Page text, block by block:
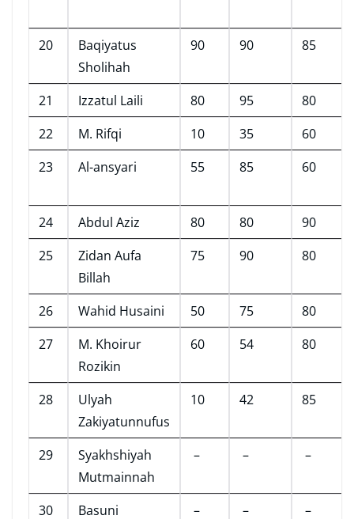
20
Baqiyatus
Sholihah
90 90 85
21 Izzatul Laili 80 95
80
22
M. Rifqi 10 35
60
23
Al-ansyari 55 85 60
24 Abdul Aziz 80 80
90
25
Zidan Aufa
Billah
75 90 80
26 Wahid Husaini 50 75
80
27
M. Khoirur
Rozikin
60 54 80
28
Ulyah
Zakiyatunnufus
10 42 85
29
Syakhshiyah
Mutmainnah
– – –
30 Basuni – – –